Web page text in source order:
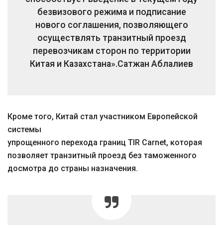
безвизового режима и подписание
нового соглашения, позволяющего
осуществлять транзитный проезд
перевозчикам сторон по территории
Китая и Казахстана».Сатжан Аблалиев
Кроме того, Китай стал участником Европейской
системы
упрощенного перехода границ TIR Carnet, которая
позволяет транзитный проезд без таможенного
досмотра до страны назначения.